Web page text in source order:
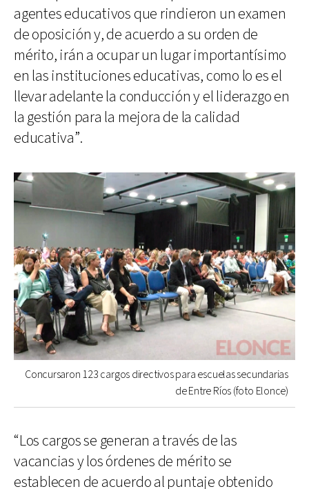
agentes educativos que rindieron un examen
de oposición y, de acuerdo a su orden de
mérito, irán a ocupar un lugar importantísimo
en las instituciones educativas, como lo es el
llevar adelante la conducción y el liderazgo en
la gestión para la mejora de la calidad
educativa”.
Concursaron 123 cargos directivos para escuelas secundarias
de Entre Ríos (foto Elonce)
“Los cargos se generan a través de las
vacancias y los órdenes de mérito se
establecen de acuerdo al puntaje obtenido